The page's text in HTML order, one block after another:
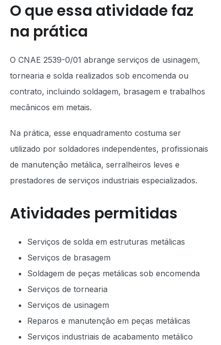
O que essa atividade faz
na prática
O CNAE 2539-0/01 abrange serviços de usinagem,
tornearia e solda realizados sob encomenda ou
contrato, incluindo soldagem, brasagem e trabalhos
mecânicos em metais.
Na prática, esse enquadramento costuma ser
utilizado por soldadores independentes, profissionais
de manutenção metálica, serralheiros leves e
prestadores de serviços industriais especializados.
Atividades permitidas
Serviços de solda em estruturas metálicas
Serviços de brasagem
Soldagem de peças metálicas sob encomenda
Serviços de tornearia
Serviços de usinagem
Reparos e manutenção em peças metálicas
Serviços industriais de acabamento metálico